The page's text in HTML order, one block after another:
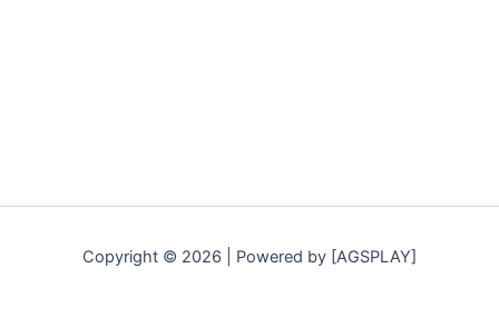
Copyright © 2026 | Powered by [AGSPLAY]